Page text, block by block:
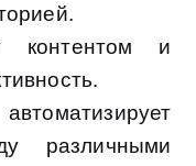
контентом и
различными